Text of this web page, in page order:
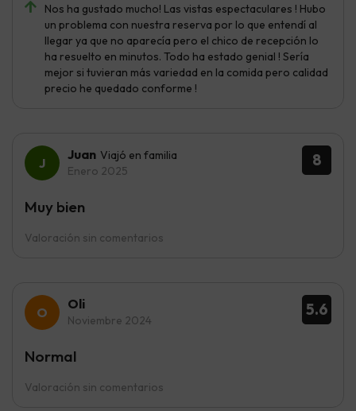
Nos ha gustado mucho! Las vistas espectaculares ! Hubo
un problema con nuestra reserva por lo que entendí al
llegar ya que no aparecía pero el chico de recepción lo
ha resuelto en minutos. Todo ha estado genial ! Sería
mejor si tuvieran más variedad en la comida pero calidad
precio he quedado conforme !
8
Juan Viajó en familia
Enero 2025
Valoración sin comentarios
Muy bien
5.6
Oli
Noviembre 2024
Valoración sin comentarios
Normal